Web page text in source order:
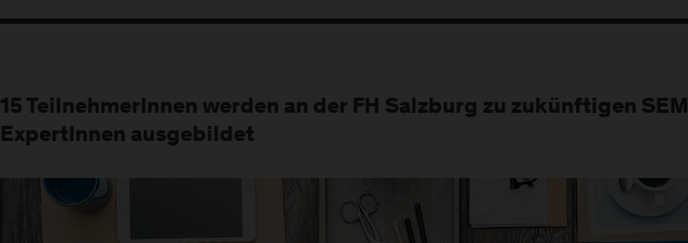
15 TeilnehmerInnen werden an der FH Salzburg zu zukünftigen SEM
ExpertInnen ausgebildet